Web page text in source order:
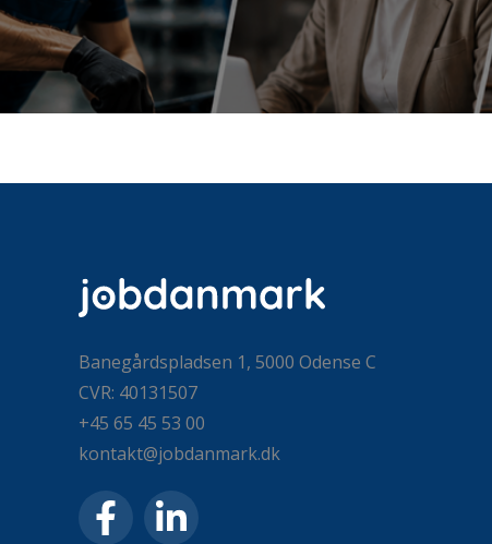
Banegårdspladsen 1, 5000 Odense C
CVR: 40131507
+45 65 45 53 00
kontakt@jobdanmark.dk